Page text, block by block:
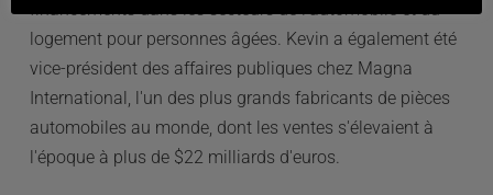
financements dans les secteurs de l'automobile et du
logement pour personnes âgées. Kevin a également été
vice-président des affaires publiques chez Magna
International, l'un des plus grands fabricants de pièces
automobiles au monde, dont les ventes s'élevaient à
l'époque à plus de $22 milliards d'euros.